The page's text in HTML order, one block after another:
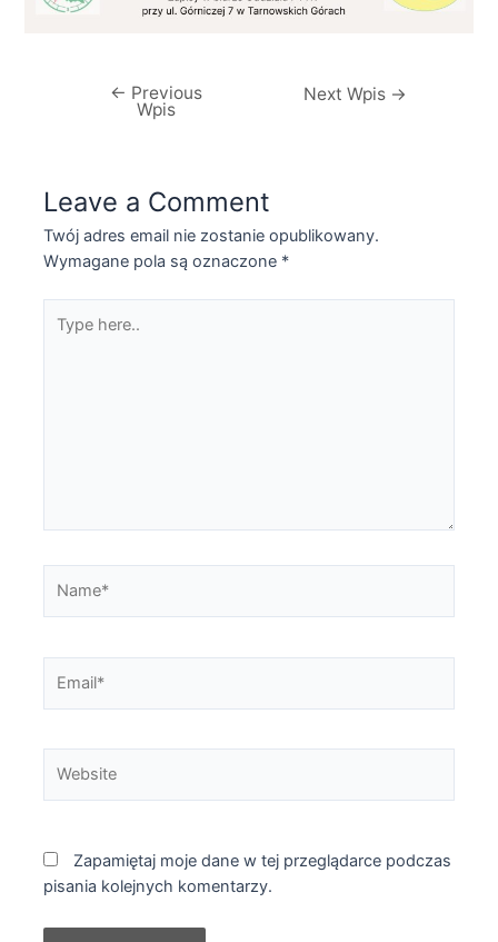
Nawigacja
← Previous
Wpis
Next Wpis →
Leave a Comment
Twój adres email nie zostanie opublikowany.
Wymagane pola są oznaczone *
here..
Zapamiętaj moje dane w tej przeglądarce podczas
pisania kolejnych komentarzy.